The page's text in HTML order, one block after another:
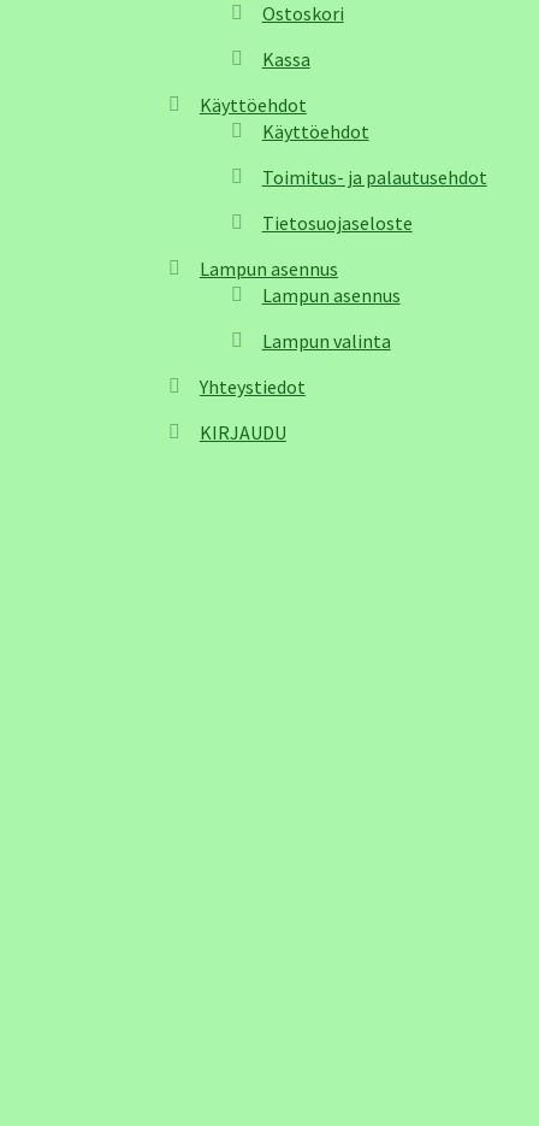
Ostoskori
Kassa
Käyttöehdot
Käyttöehdot
Toimitus- ja palautusehdot
Tietosuojaseloste
Lampun asennus
Lampun asennus
Lampun valinta
Yhteystiedot
KIRJAUDU